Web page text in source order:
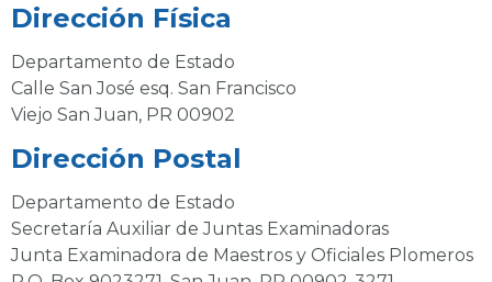
Dirección Física
Departamento de Estado
Calle San José esq. San Francisco
Viejo San Juan, PR 00902
Dirección Postal
Departamento de Estado
Secretaría Auxiliar de Juntas Examinadoras
Junta Examinadora de Maestros y Oficiales Plomeros